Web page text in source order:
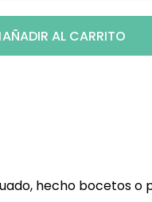
AÑADIR AL CARRITO
hecho bocetos o